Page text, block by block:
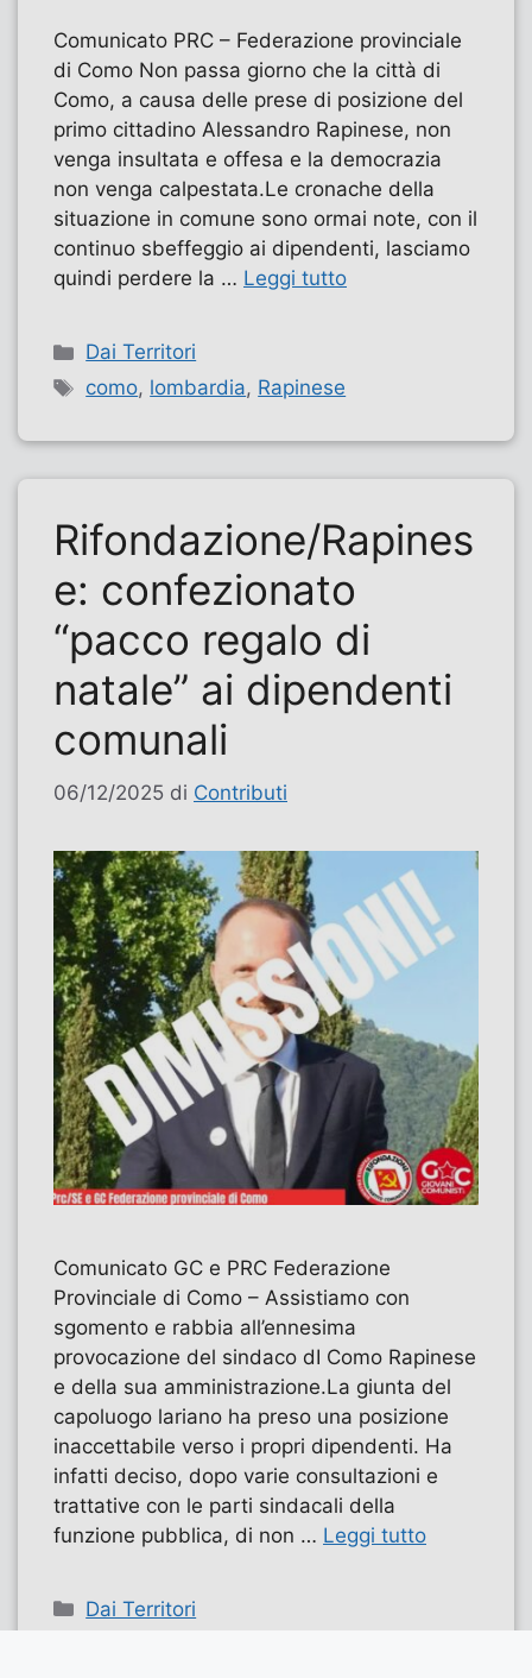
Comunicato PRC – Federazione provinciale
di Como Non passa giorno che la città di
Como, a causa delle prese di posizione del
primo cittadino Alessandro Rapinese, non
venga insultata e offesa e la democrazia
non venga calpestata.Le cronache della
situazione in comune sono ormai note, con il
continuo sbeffeggio ai dipendenti, lasciamo
quindi perdere la … Leggi tutto
Categorie
Dai Territori
Tag
como, lombardia, Rapinese
Rifondazione/Rapines
e: confezionato
“pacco regalo di
natale” ai dipendenti
comunali
06/12/2025 di Contributi
Comunicato GC e PRC Federazione
Provinciale di Como – Assistiamo con
sgomento e rabbia all’ennesima
provocazione del sindaco dI Como Rapinese
e della sua amministrazione.La giunta del
capoluogo lariano ha preso una posizione
inaccettabile verso i propri dipendenti. Ha
infatti deciso, dopo varie consultazioni e
trattative con le parti sindacali della
funzione pubblica, di non … Leggi tutto
Categorie
Dai Territori